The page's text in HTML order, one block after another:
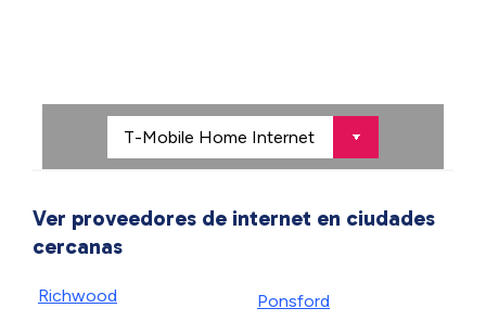
Ver proveedores de internet en ciudades
cercanas
Richwood
Ponsford